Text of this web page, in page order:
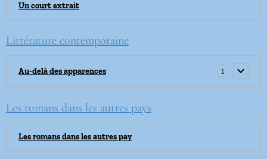
Un court extrait
Littérature contemporaine
Au-delà des apparences 1
Les romans dans les autres pays
Les romans dans les autres pay